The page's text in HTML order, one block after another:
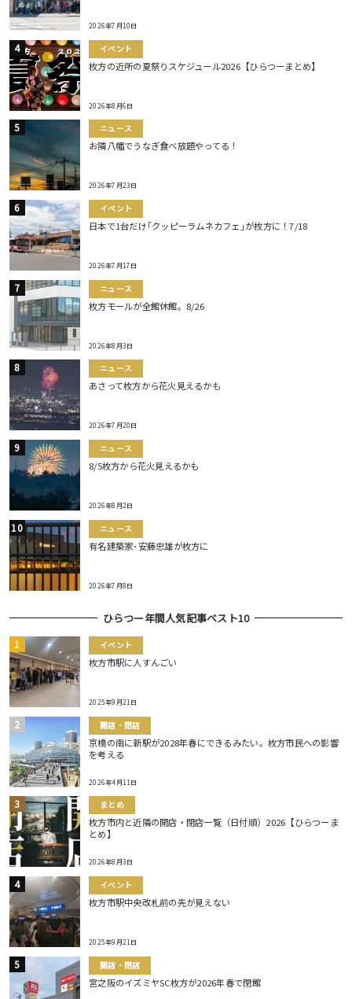
2026年7月10日
イベント
枚方の近所の夏祭りスケジュール2026【ひらつーまとめ】
2026年8月6日
ニュース
お隣八幡でうなぎ食べ放題やってる！
2026年7月23日
イベント
日本で1台だけ｢クッピーラムネカフェ｣が枚方に！7/18
2026年7月17日
ニュース
枚方モールが全館休館。8/26
2026年8月3日
ニュース
あさって枚方から花火見えるかも
2026年7月20日
ニュース
8/5枚方から花火見えるかも
2026年8月2日
ニュース
有名建築家･安藤忠雄が枚方に
2026年7月8日
ひらつー年間人気記事ベスト10
イベント
枚方市駅に人すんごい
2025年9月21日
開店・閉店
京橋の南に新駅が2028年春にできるみたい。枚方市民への影響
を考える
2026年4月11日
まとめ
枚方市内と近隣の開店・閉店一覧（日付順）2026【ひらつーま
とめ】
2026年8月3日
イベント
枚方市駅中央改札前の先が見えない
2025年9月21日
開店・閉店
宮之阪のイズミヤSC枚方が2026年春で閉館